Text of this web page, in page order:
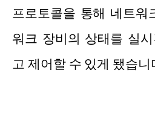
프로토콜을 통해 네트워
워크 장비의 상태를 실
고 제어할 수 있게 됐습니